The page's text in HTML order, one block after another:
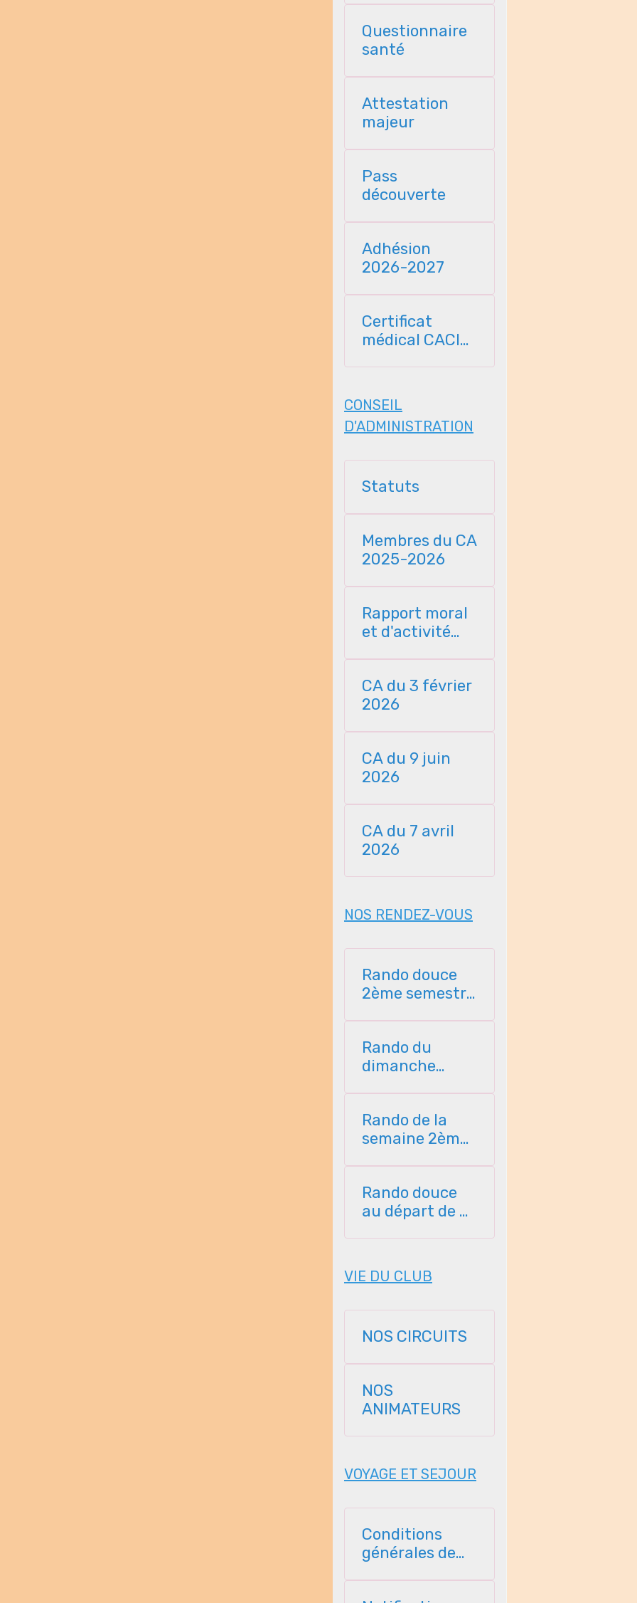
Questionnaire
santé
Attestation
majeur
Pass
découverte
Adhésion
2026-2027
Certificat
médical CACI
CONSEIL
D'ADMINISTRATION
Statuts
Membres du CA
2025-2026
Rapport moral
et d'activité
CA du 3 février
2026
CA du 9 juin
2026
CA du 7 avril
2026
NOS RENDEZ-VOUS
Rando douce
2ème semestre
Rando du
dimanche
Rando de la
semaine 2ème
Rando douce
au départ de St
VIE DU CLUB
NOS CIRCUITS
NOS
ANIMATEURS
VOYAGE ET SEJOUR
Conditions
générales de